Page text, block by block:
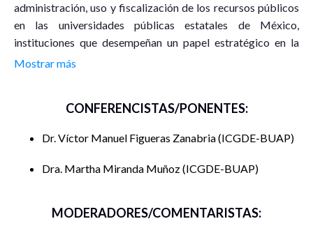
administración, uso y fiscalización de los recursos públicos
en las universidades públicas estatales de México,
instituciones que desempeñan un papel estratégico en la
formación de capital humano y en la producción de
desarrollado en estas universidades frente a crecientes
responsabilidad en el manejo del gasto público.
Durante la presentación, se discutirán los principales
que enfrentan las universidades, así como las tensiones
Mostrar más
CONFERENCISTAS/PONENTES:
Dr. Víctor Manuel Figueras Zanabria ICGDE-BUAP
Dra. Martha Miranda Muñoz ICGDE-BUAP
MODERADORES/COMENTARISTAS: